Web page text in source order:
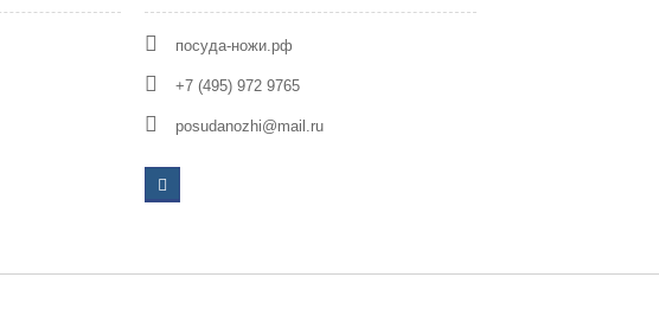
посуда-ножи.рф
+7 (495) 972 9765
posudanozhi@mail.ru